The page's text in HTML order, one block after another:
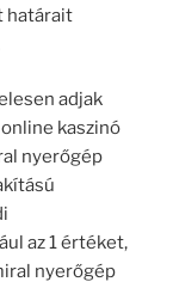
határait
adjak
kaszinó
nyerőgép
az 1 értéket,
nyerőgép